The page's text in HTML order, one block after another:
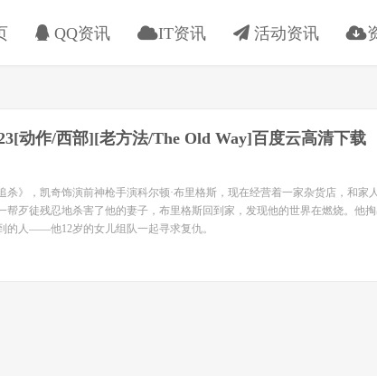
QQ资讯 IT资讯 活动资讯
动作/西部][老方法/The Old Way]百度云高清下载
杀》，凯奇饰演前神枪手演科尔顿·布里格斯，现在经营着一家杂货店，和家
帮歹徒残忍地杀害了他的妻子，布里格斯回到家，发现他的世界在燃烧。他掏
的人——他12岁的女儿组队一起寻求复仇。